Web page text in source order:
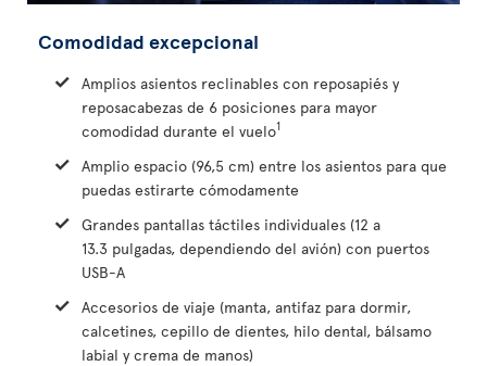
Comodidad excepcional
Amplios asientos reclinables con reposapiés y
reposacabezas de 6 posiciones para mayor
comodidad durante el vuelo1
Amplio espacio (96,5 cm) entre los asientos para que
puedas estirarte cómodamente
Grandes pantallas táctiles individuales (12 a
13.3 pulgadas, dependiendo del avión) con puertos
USB-A
Accesorios de viaje (manta, antifaz para dormir,
calcetines, cepillo de dientes, hilo dental, bálsamo
labial y crema de manos)